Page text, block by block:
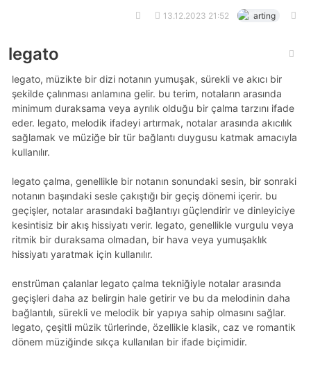
13.12.2023 21:52 arting
legato
legato, müzikte bir dizi notanın yumuşak, sürekli ve akıcı bir
şekilde çalınması anlamına gelir. bu terim, notaların arasında
minimum duraksama veya ayrılık olduğu bir çalma tarzını ifade
eder. legato, melodik ifadeyi artırmak, notalar arasında akıcılık
sağlamak ve müziğe bir tür bağlantı duygusu katmak amacıyla
kullanılır.
legato çalma, genellikle bir notanın sonundaki sesin, bir sonraki
notanın başındaki sesle çakıştığı bir geçiş dönemi içerir. bu
geçişler, notalar arasındaki bağlantıyı güçlendirir ve dinleyiciye
kesintisiz bir akış hissiyatı verir. legato, genellikle vurgulu veya
ritmik bir duraksama olmadan, bir hava veya yumuşaklık
hissiyatı yaratmak için kullanılır.
enstrüman çalanlar legato çalma tekniğiyle notalar arasında
geçişleri daha az belirgin hale getirir ve bu da melodinin daha
bağlantılı, sürekli ve melodik bir yapıya sahip olmasını sağlar.
legato, çeşitli müzik türlerinde, özellikle klasik, caz ve romantik
dönem müziğinde sıkça kullanılan bir ifade biçimidir.